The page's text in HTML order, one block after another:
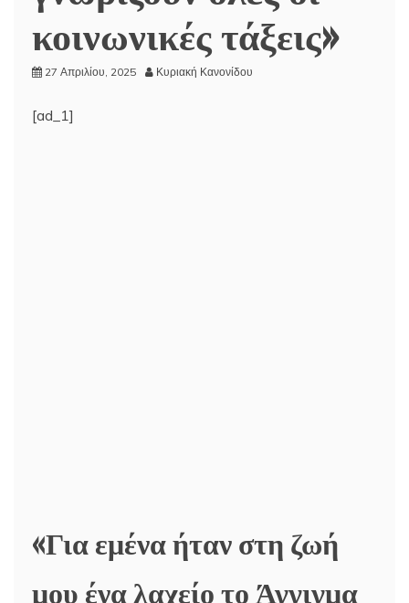
κοινωνικές τάξεις»
27 Απριλίου, 2025 Κυριακή Κανονίδου
[ad_1]
«Για εμένα ήταν στη ζωή
μου ένα λαχείο το Άγγιγμα